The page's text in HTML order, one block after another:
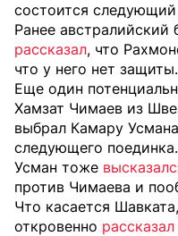
состоится
Ранее
рассказал, что
что у него нет защиты.
Еще один
Хамзат Чимаев из
выбрал Камару
следующего поединка.
Усман тоже
против Чимаева и
Что касается
откровенно рассказал